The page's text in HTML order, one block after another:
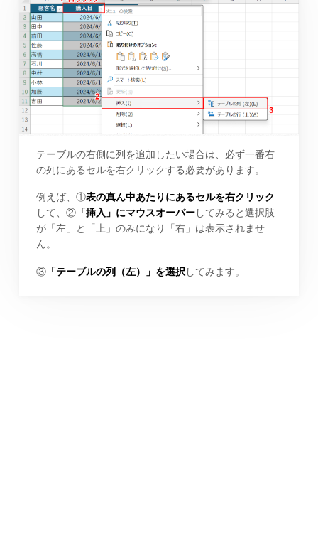
テーブルの右側に列を追加したい場合は、必ず一番右
の列にあるセルを右クリックする必要があります。
例えば、①表の真ん中あたりにあるセルを右クリック
して、②「挿入」にマウスオーバーしてみると選択肢
が「左」と「上」のみになり「右」は表示されませ
ん。
③「テーブルの列（左）」を選択 してみます。